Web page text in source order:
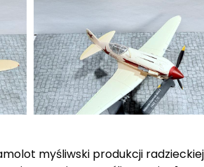
myśliwski produkcji